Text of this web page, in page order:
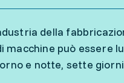
della
macchine può essere
e notte, sette